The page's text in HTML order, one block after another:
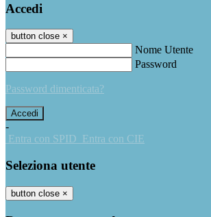
Accedi
button close ×
Nome Utente
Password
Password dimenticata?
-
Entra con SPID Entra con CIE
Seleziona utente
button close ×